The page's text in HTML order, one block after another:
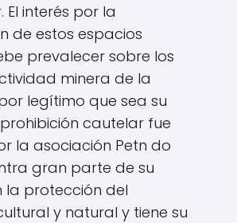
interés por la
de estos espacios
prevalecer sobre los
minera de la
legítimo que sea su
cautelar fue
la asociación Petn do
gran parte de su
la protección del
y natural y tiene su